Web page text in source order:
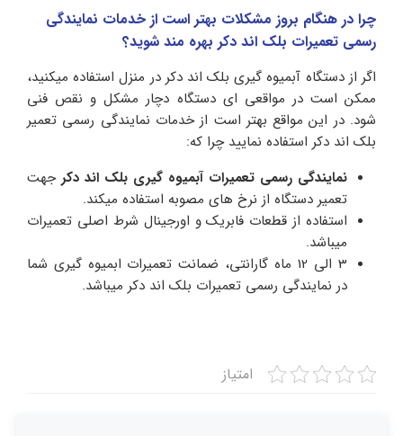
چرا در هنگام بروز مشکلات بهتر است از خدمات نمایندگی
رسمی تعمیرات بلک اند دکر بهره مند شوید؟
اگر از دستگاه آبمیوه گیری بلک اند دکر در منزل استفاده میکنید،
ممکن است در مواقعی ای دستگاه دچار مشکل و نقص فنی
شود. در این مواقع بهتر است از خدمات نمایندگی رسمی تعمیر
بلک اند دکر استفاده نمایید چرا که:
نمایندگی رسمی تعمیرات آبمیوه گیری بلک اند دکر جهت
تعمیر دستگاه از نرخ های مصوبه استفاده میکند.
استفاده از قطعات فابریک و اورجینال شرط اصلی تعمیرات
میباشد.
3 الی 12 ماه گارانتی، ضمانت تعمیرات ابمیوه گیری شما
در نمایندگی رسمی تعمیرات بلک اند دکر میباشد.
امتیاز